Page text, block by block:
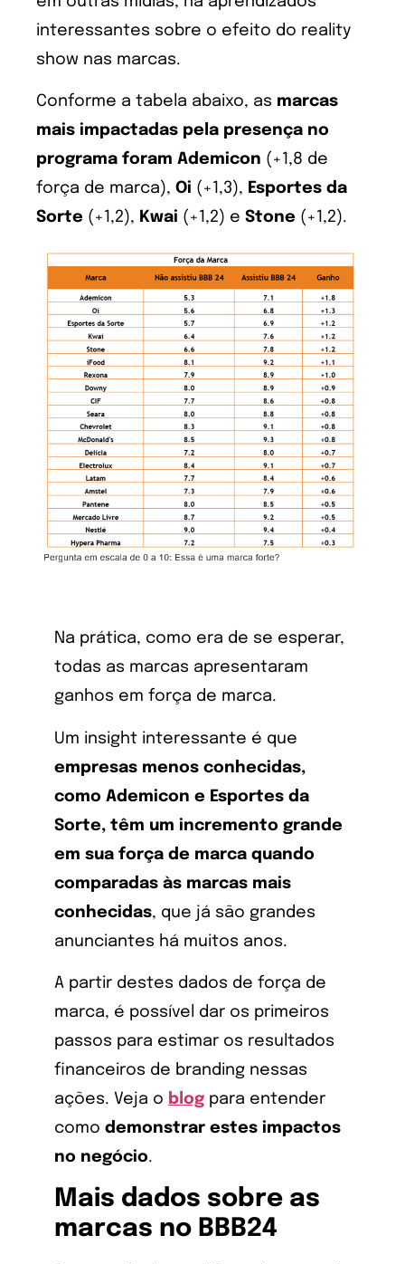
interessantes sobre o efeito do reality
show nas marcas.
Conforme a tabela abaixo, as marcas
mais impactadas pela presença no
programa foram Ademicon (+1,8 de
força de marca), Oi (+1,3), Esportes da
Sorte (+1,2), Kwai (+1,2) e Stone (+1,2).
Na prática, como era de se esperar,
todas as marcas apresentaram
ganhos em força de marca.
Um insight interessante é que
empresas menos conhecidas,
como Ademicon e Esportes da
Sorte, têm um incremento grande
em sua força de marca quando
comparadas às marcas mais
conhecidas, que já são grandes
anunciantes há muitos anos.
A partir destes dados de força de
marca, é possível dar os primeiros
passos para estimar os resultados
financeiros de branding nessas
ações. Veja o blog para entender
como demonstrar estes impactos
no negócio.
Mais dados sobre as
marcas no BBB24